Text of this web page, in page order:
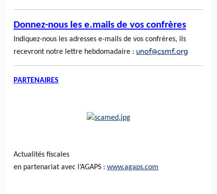
Donnez-nous les e.mails de vos confrères
Indiquez-nous les adresses e-mails de vos confrères, ils
recevront notre lettre hebdomadaire : unof@csmf.org
PARTENAIRES
Actualités fiscales
en partenariat avec l’AGAPS : www.agaps.com